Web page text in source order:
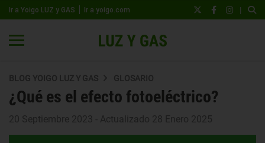
Ir a Yoigo LUZ y GAS Ir a yoigo.com |
BLOG YOIGO LUZ Y GAS GLOSARIO
¿Qué es el efecto fotoeléctrico?
20 Septiembre 2023 - Actualizado 28 Enero 2025